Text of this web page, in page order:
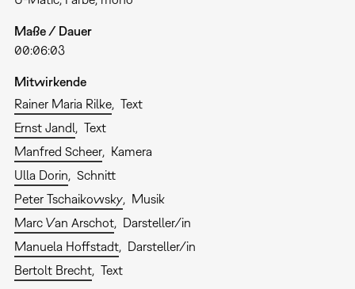
Maße / Dauer
00:06:03
Mitwirkende
Rainer Maria Rilke
Text
Ernst Jandl
Text
Manfred Scheer
Kamera
Ulla Dorin
Schnitt
Peter Tschaikowsky
Musik
Marc Van Arschot
Darsteller/in
Manuela Hoffstadt
Darsteller/in
Bertolt Brecht
Text